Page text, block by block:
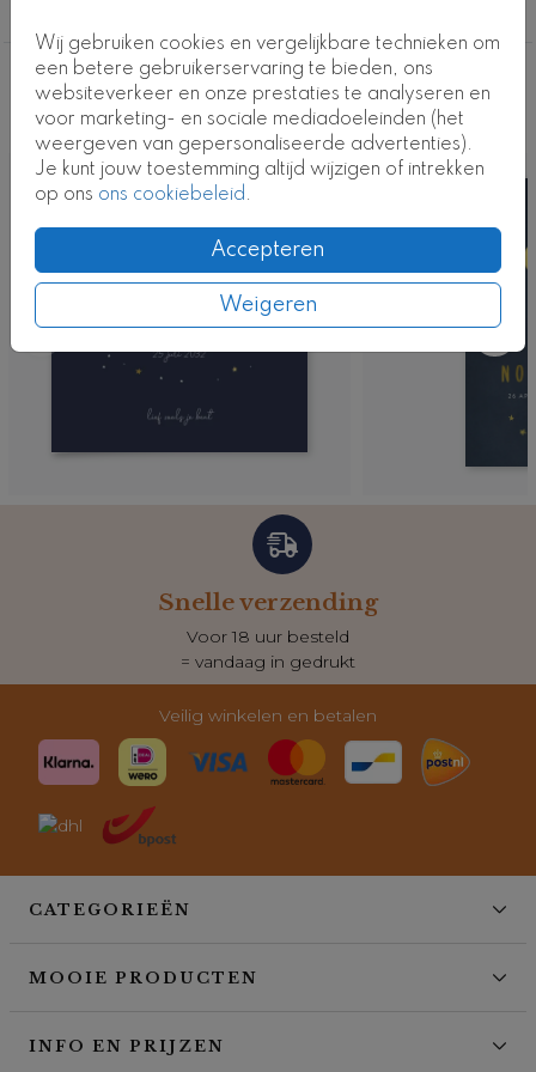
Wij gebruiken cookies en vergelijkbare technieken om
een betere gebruikerservaring te bieden, ons
websiteverkeer en onze prestaties te analyseren en
voor marketing- en sociale mediadoeleinden (het
weergeven van gepersonaliseerde advertenties).
Je kunt jouw toestemming altijd wijzigen of intrekken
op ons ons cookiebeleid.
Accepteren
Weigeren
Kaartcode: 0665-j2
Deze ontwerpen vind je misschien ook
leuk
Kaart
Snelle verzending
Voor 18 uur besteld
= vandaag in gedrukt
Veilig winkelen en betalen
CATEGORIEËN
MOOIE PRODUCTEN
INFO EN PRIJZEN